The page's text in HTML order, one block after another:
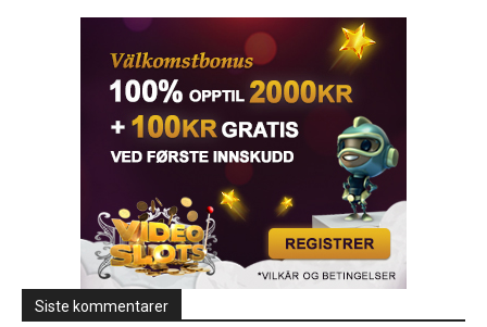
Siste kommentarer